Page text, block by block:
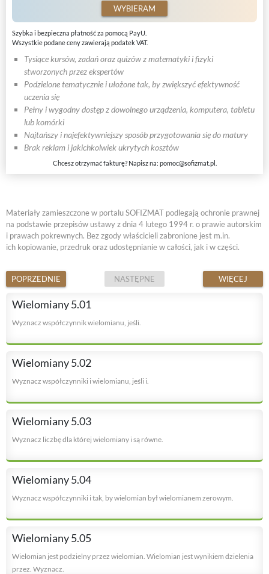
WYBIERAM
Szybka i bezpieczna płatność za pomocą PayU.
Wszystkie podane ceny zawierają podatek VAT.
Tysiące kursów, zadań oraz quizów z matematyki i fizyki
stworzonych przez ekspertów
Podzielone tematycznie i ułożone tak, by zwiększyć efektywność
uczenia się
Pełny i wygodny dostęp z dowolnego urządzenia, komputera, tabletu
lub komórki
Najtańszy i najefektywniejszy sposób przygotowania się do matury
Brak reklam i jakichkolwiek ukrytych kosztów
Chcesz otrzymać fakturę? Napisz na: pomoc@sofizmat.pl
Materiały zamieszczone w portalu SOFIZMAT podlegają ochronie prawnej
na podstawie przepisów ustawy z dnia 4 lutego 1994 r. o prawie autorskim
i prawach pokrewnych. Bez zgody właścicieli zabronione jest m.in.
ich kopiowanie, przedruk oraz udostępnianie w całości, jak i w części.
POPRZEDNIE NASTĘPNE WIĘCEJ
Wielomiany 5.01
Wyznacz współczynnik wielomianu, jeśli.
Wielomiany 5.02
Wyznacz współczynniki i wielomianu, jeśli i.
Wielomiany 5.03
Wyznacz liczbę dla której wielomiany i są równe.
Wielomiany 5.04
Wyznacz współczynniki i tak, by wielomian był wielomianem zerowym.
Wielomiany 5.05
Wielomian jest podzielny przez wielomian. Wielomian jest wynikiem dzielenia
przez. Wyznacz.